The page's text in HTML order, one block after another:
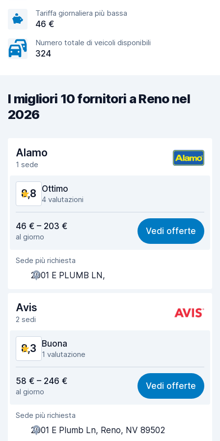
Tariffa giornaliera più bassa
46 €
Numero totale di veicoli disponibili
324
I migliori 10 fornitori a Reno nel
2026
Alamo
1 sede
8,8 Ottimo
4 valutazioni
8,9
Facile da trovare 8,5
Gentilezza degli agenti
Rapidità del ritiro
Rapidità della riconsegna
Condizioni dell'auto
46 € – 203 €
al giorno
Vedi offerte
Sede più richiesta
2001 E PLUMB LN,
Avis
2 sedi
8,3 Buona
1 valutazione
8,3
Facile da trovare 8,2
Gentilezza degli agenti
Rapidità del ritiro
58 € – 246 €
al giorno
Vedi offerte
Sede più richiesta
2001 E Plumb Ln, Reno, NV 89502